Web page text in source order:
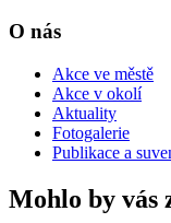
O nás
Akce ve městě
Akce v okolí
Aktuality
Fotogalerie
Publikace a
Mohlo by vás